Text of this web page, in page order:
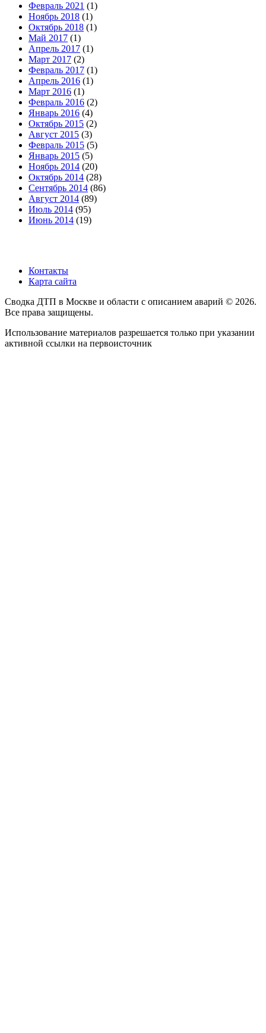
Февраль 2021 (1)
Ноябрь 2018 (1)
Октябрь 2018 (1)
Май 2017 (1)
Апрель 2017 (1)
Март 2017 (2)
Февраль 2017 (1)
Апрель 2016 (1)
Март 2016 (1)
Февраль 2016 (2)
Январь 2016 (4)
Октябрь 2015 (2)
Август 2015 (3)
Февраль 2015 (5)
Январь 2015 (5)
Ноябрь 2014 (20)
Октябрь 2014 (28)
Сентябрь 2014 (86)
Август 2014 (89)
Июль 2014 (95)
Июнь 2014 (19)
Контакты
Карта сайта
Сводка ДТП в Москве и области с описанием аварий © 2026.
Все права защищены.
Использование материалов разрешается только при указании
активной ссылки на первоисточник